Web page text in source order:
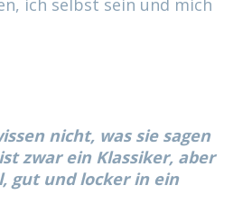
ich selbst sein und mich
nicht, was sie sagen
zwar ein Klassiker, aber
gut und locker in ein